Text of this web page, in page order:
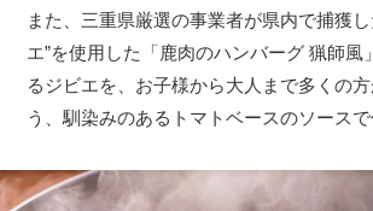
また、三重県厳選の事業者が県内で捕獲
エ”を使用した「鹿肉のハンバーグ 猟師風
るジビエを、お子様から大人まで多くの
う、馴染みのあるトマトベースのソースで